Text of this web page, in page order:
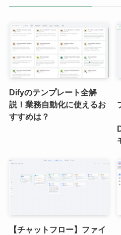
Difyのテンプレート全解
説！業務自動化に使えるお
すすめは？
【チャットフロー】ファイ